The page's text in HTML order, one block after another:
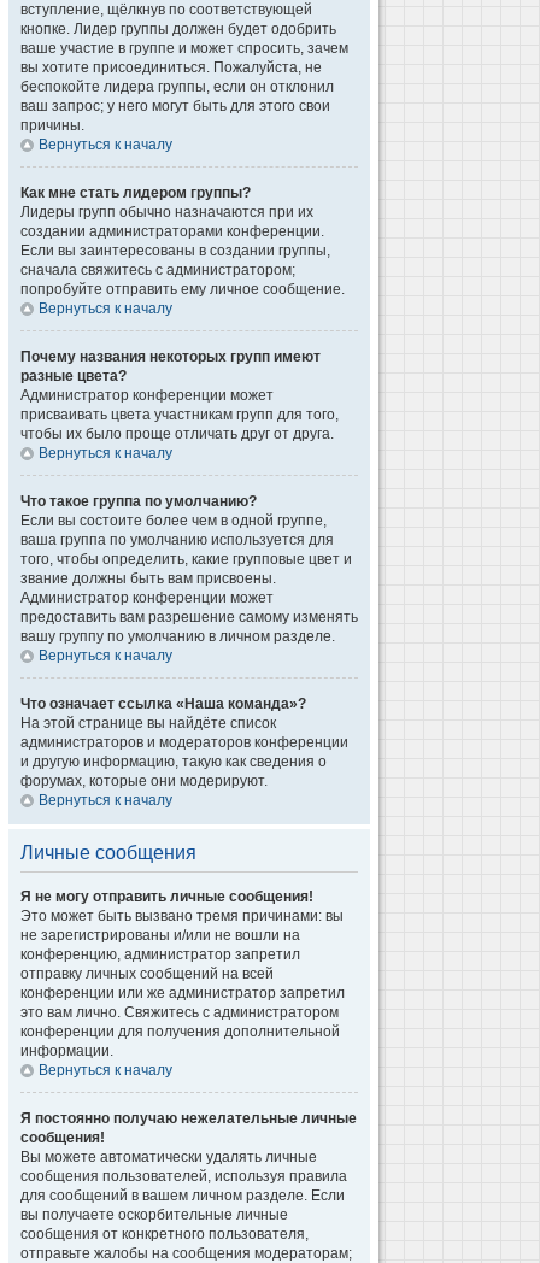
вступление, щёлкнув по соответствующей
кнопке. Лидер группы должен будет одобрить
ваше участие в группе и может спросить, зачем
вы хотите присоединиться. Пожалуйста, не
беспокойте лидера группы, если он отклонил
ваш запрос; у него могут быть для этого свои
причины.
Вернуться к началу
Как мне стать лидером группы?
Лидеры групп обычно назначаются при их
создании администраторами конференции.
Если вы заинтересованы в создании группы,
сначала свяжитесь с администратором;
попробуйте отправить ему личное сообщение.
Вернуться к началу
Почему названия некоторых групп имеют
разные цвета?
Администратор конференции может
присваивать цвета участникам групп для того,
чтобы их было проще отличать друг от друга.
Вернуться к началу
Что такое группа по умолчанию?
Если вы состоите более чем в одной группе,
ваша группа по умолчанию используется для
того, чтобы определить, какие групповые цвет и
звание должны быть вам присвоены.
Администратор конференции может
предоставить вам разрешение самому изменять
вашу группу по умолчанию в личном разделе.
Вернуться к началу
Что означает ссылка «Наша команда»?
На этой странице вы найдёте список
администраторов и модераторов конференции
и другую информацию, такую как сведения о
форумах, которые они модерируют.
Вернуться к началу
Личные сообщения
Я не могу отправить личные сообщения!
Это может быть вызвано тремя причинами: вы
не зарегистрированы и/или не вошли на
конференцию, администратор запретил
отправку личных сообщений на всей
конференции или же администратор запретил
это вам лично. Свяжитесь с администратором
конференции для получения дополнительной
информации.
Вернуться к началу
Я постоянно получаю нежелательные личные
сообщения!
Вы можете автоматически удалять личные
сообщения пользователей, используя правила
для сообщений в вашем личном разделе. Если
вы получаете оскорбительные личные
сообщения от конкретного пользователя,
отправьте жалобы на сообщения модераторам;